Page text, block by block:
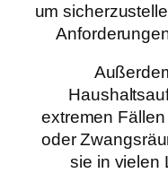
um
extremen
oder
sie in vielen